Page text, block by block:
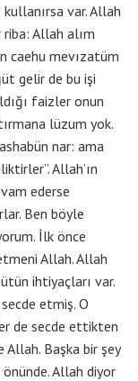
var. Allah
Allah alım
caehu mevızatüm
gelir de bu işi
faizler onun
lüzum yok.
nar: ama
Allah’ın
ederse
Ben böyle
İlk önce
Allah. Allah
ihtiyaçları var.
etmiş. O
de secde ettikten
Allah. Başka bir şey
Allah diyor